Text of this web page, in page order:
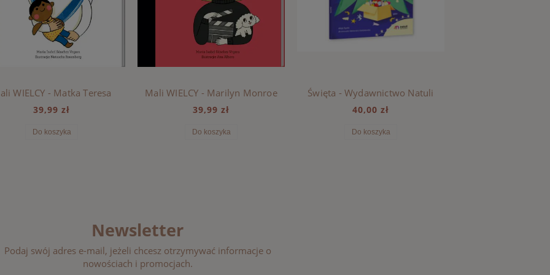
WIELCY - Matka Teresa
39,99 zł
Do koszyka
Mali WIELCY - Marilyn Monroe
39,99 zł
Do koszyka
Święta - Wydawnictwo Natuli
40,00 zł
Do koszyka
Newsletter
Podaj swój adres e-mail, jeżeli chcesz otrzymywać informacje o
nowościach i promocjach.